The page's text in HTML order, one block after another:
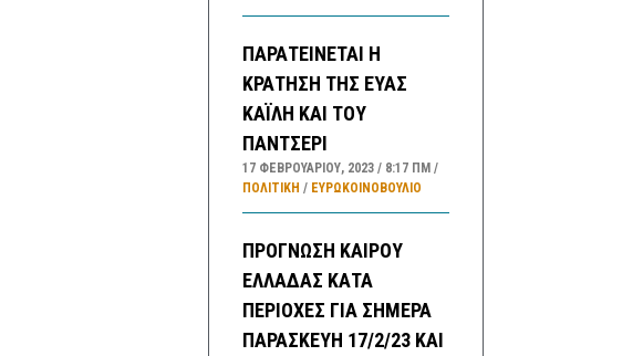
ΠΑΡΑΤΕΙΝΕΤΑΙ Η
ΚΡΑΤΗΣΗ ΤΗΣ ΕΥΑΣ
ΚΑΪΛΗ ΚΑΙ ΤΟΥ
ΠΑΝΤΣΕΡΙ
17 ΦΕΒΡΟΥΑΡΊΟΥ, 2023 8:17 ΠΜ
ΠΟΛΙΤΙΚΗ / ΕΥΡΩΚΟΙΝΟΒΟΥΛΙΟ
ΠΡΟΓΝΩΣΗ ΚΑΙΡΟΥ
ΕΛΛΑΔΑΣ ΚΑΤΑ
ΠΕΡΙΟΧΕΣ ΓΙΑ ΣΗΜΕΡΑ
ΠΑΡΑΣΚΕΥΗ 17/2/23 ΚΑΙ